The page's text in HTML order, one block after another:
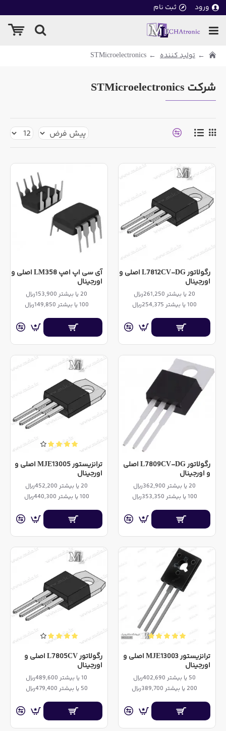
ورود ثبت نام
تولید کننده STMicroelectronics
شرکت STMicroelectronics
رگولاتور L7812CV-DG اصلی و
اورجینال
20 یا بیشتر 261,250ریال
100 یا بیشتر 254,375ریال
آی سی اپ امپ LM358 اصلی و
اورجینال
20 یا بیشتر 153,900ریال
100 یا بیشتر 149,850ریال
رگولاتور L7809CV-DG اصلی
و اورجینال
20 یا بیشتر 362,900ریال
100 یا بیشتر 353,350ریال
ترانزیستور MJE13005 اصلی و
اورجینال
20 یا بیشتر 452,200ریال
100 یا بیشتر 440,300ریال
ترانزیستور MJE13003 اصلی و
اورجینال
50 یا بیشتر 402,690ریال
200 یا بیشتر 389,700ریال
رگولاتور L7805CV اصلی و
اورجینال
10 یا بیشتر 489,600ریال
50 یا بیشتر 479,400ریال